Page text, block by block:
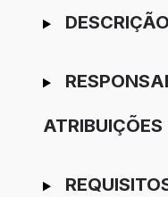
Ir para candidatura
ATRIBUIÇÕES